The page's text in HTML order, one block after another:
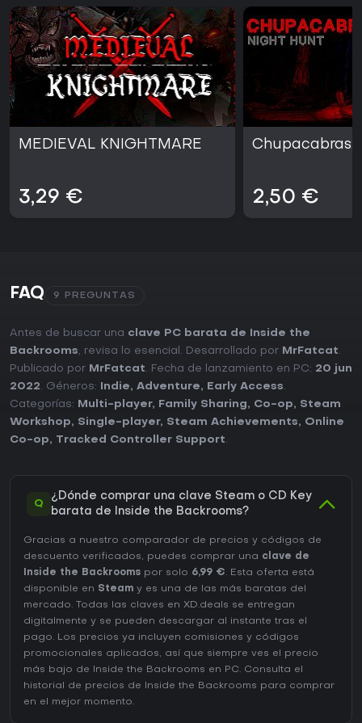
MEDIEVAL KNIGHTMARE
3,29 €
Chupacabras:
2,50 €
FAQ 9 PREGUNTAS
Antes de buscar una clave PC barata de Inside the
Backrooms, revisa lo esencial. Desarrollado por MrFatcat.
Publicado por MrFatcat. Fecha de lanzamiento en PC: 20 jun
2022. Géneros: Indie, Adventure, Early Access.
Categorías:
Multi-player, Family Sharing, Co-op, Steam
Workshop, Single-player, Steam Achievements, Online
Co-op, Tracked Controller Support.
Q
¿Dónde comprar una clave Steam o CD Key
barata de Inside the Backrooms?
Gracias a nuestro comparador de precios y códigos de
descuento verificados, puedes comprar una clave de
Inside the Backrooms por solo 6,99 €. Esta oferta está
disponible en Steam y es una de las más baratas del
mercado. Todas las claves en XD.deals se entregan
digitalmente y se pueden descargar al instante tras el
pago. Los precios ya incluyen comisiones y códigos
promocionales aplicados, así que siempre ves el precio
más bajo de Inside the Backrooms en PC. Consulta el
historial de precios de Inside the Backrooms para comprar
en el mejor momento.